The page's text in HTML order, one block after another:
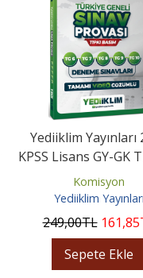
Yediiklim Yayınları
KPSS Lisans GY-GK
Geneli Sınav
Komisyon
Yediiklim Yayınları
249,00TL 161,85
Sepete Ekle